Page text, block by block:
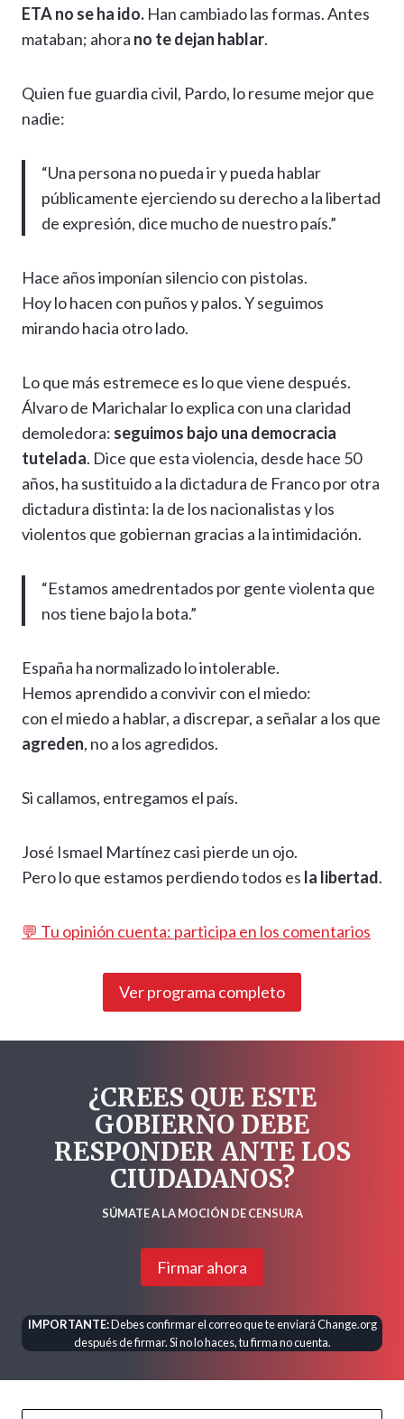
ETA no se ha ido. Han cambiado las formas. Antes
mataban; ahora no te dejan hablar.
Quien fue guardia civil, Pardo, lo resume mejor que
nadie:
“Una persona no pueda ir y pueda hablar
públicamente ejerciendo su derecho a la libertad
de expresión, dice mucho de nuestro país.”
Hace años imponían silencio con pistolas.
Hoy lo hacen con puños y palos. Y seguimos
mirando hacia otro lado.
Lo que más estremece es lo que viene después.
Álvaro de Marichalar lo explica con una claridad
demoledora: seguimos bajo una democracia
tutelada. Dice que esta violencia, desde hace 50
años, ha sustituido a la dictadura de Franco por otra
dictadura distinta: la de los nacionalistas y los
violentos que gobiernan gracias a la intimidación.
“Estamos amedrentados por gente violenta que
nos tiene bajo la bota.”
España ha normalizado lo intolerable.
Hemos aprendido a convivir con el miedo:
con el miedo a hablar, a discrepar, a señalar a los que
agreden, no a los agredidos.
Si callamos, entregamos el país.
José Ismael Martínez casi pierde un ojo.
Pero lo que estamos perdiendo todos es la libertad.
💬 Tu opinión cuenta: participa en los comentarios
Ver programa completo
¿CREES QUE ESTE
GOBIERNO DEBE
RESPONDER ANTE LOS
CIUDADANOS?
SÚMATE A LA MOCIÓN DE CENSURA
Firmar ahora
IMPORTANTE:Debes confirmar el correo que te enviará Change.org
después de firmar. Si no lo haces, tu firma no cuenta.